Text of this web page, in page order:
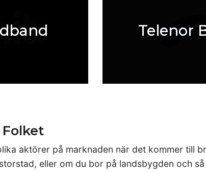
Telenor
aktörer på marknaden när det kommer till
eller om du bor på landsbygden och